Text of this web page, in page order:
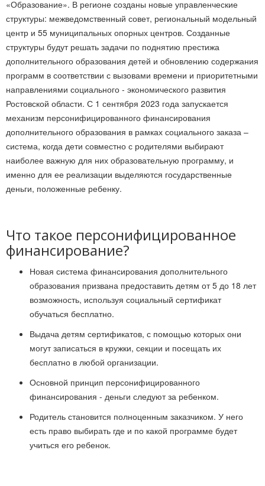
«Образование». В регионе созданы новые управленческие
структуры: межведомственный совет, региональный модельный
центр и 55 муниципальных опорных центров. Созданные
структуры будут решать задачи по поднятию престижа
дополнительного образования детей и обновлению содержания
программ в соответствии с вызовами времени и приоритетными
направлениями социального - экономического развития
Ростовской области. С 1 сентября 2023 года запускается
механизм персонифицированного финансирования
дополнительного образования в рамках социального заказа –
система, когда дети совместно с родителями выбирают
наиболее важную для них образовательную программу, и
именно для ее реализации выделяются государственные
деньги, положенные ребенку.
Что такое персонифицированное
финансирование?
Новая система финансирования дополнительного
образования призвана предоставить детям от 5 до 18 лет
возможность, используя социальный сертификат
обучаться бесплатно.
Выдача детям сертификатов, с помощью которых они
могут записаться в кружки, секции и посещать их
бесплатно в любой организации.
Основной принцип персонифицированного
финансирования - деньги следуют за ребенком.
Родитель становится полноценным заказчиком. У него
есть право выбирать где и по какой программе будет
учиться его ребенок.